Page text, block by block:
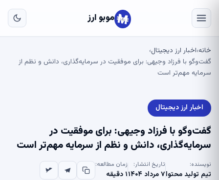
موبو ارز
خانه›اخبار ارز دیجیتال›
گفت‌وگو با فرزاد وجیهی: برای موفقیت در سرمایه‌گذاری، دانش و نظم از
سرمایه مهم‌تر است
اخبار ارز دیجیتال
گفت‌وگو با فرزاد وجیهی: برای موفقیت در
سرمایه‌گذاری، دانش و نظم از سرمایه مهم‌تر است
نویسنده:
تیم تولید محتوا
تاریخ انتشار:
۷ مرداد ۱۴۰۴
زمان مطالعه:
۱ دقیقه